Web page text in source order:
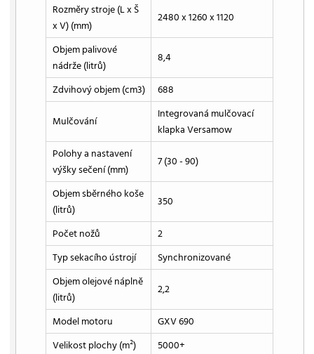
Rozměry stroje (L x Š
x V) (mm)
2480 x 1260 x 1120
Objem palivové
nádrže (litrů)
8,4
Zdvihový objem (cm3)
688
Mulčování
Integrovaná mulčovací
klapka Versamow
Polohy a nastavení
výšky sečení (mm)
7 (30 - 90)
Objem sběrného koše
(litrů)
350
Počet nožů
2
Typ sekacího ústrojí
Synchronizované
Objem olejové náplně
(litrů)
2,2
Model motoru
GXV 690
Velikost plochy (m²)
5000+